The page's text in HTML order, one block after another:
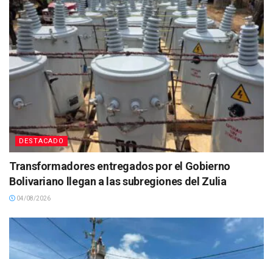
DESTACADO
Transformadores entregados por el Gobierno
Bolivariano llegan a las subregiones del Zulia
04/08/2026